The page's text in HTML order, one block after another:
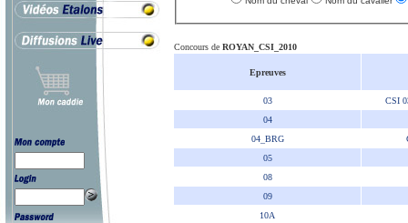
Concours de ROYAN_CSI_2010
Epreuves
03
CSI
04
04_BRG
05
08
09
10A